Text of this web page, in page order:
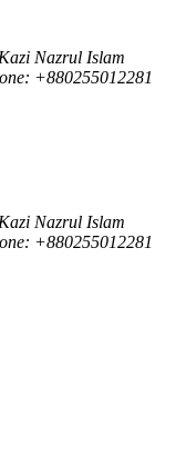
Nazrul Islam
+880255012281
Nazrul Islam
+880255012281